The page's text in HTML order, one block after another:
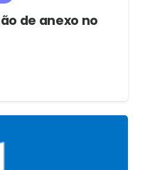
de anexo no